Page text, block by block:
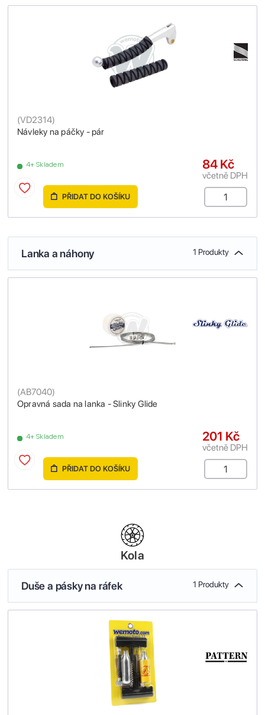
Návleky na páčky - pár
(VD2314)
4+ Skladem 84 Kč
včetně DPH
PŘIDAT DO KOŠÍKU
Lanka a náhony 1 Produkty
Opravná sada na lanka - Slinky Glide
(AB7040)
4+ Skladem 201 Kč
včetně DPH
PŘIDAT DO KOŠÍKU
Kola
Duše a pásky na ráfek 1 Produkty